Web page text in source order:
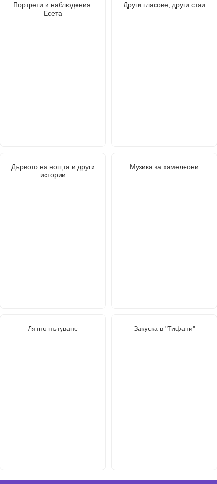
Портрети и наблюдения.
Есета
Други гласове, други стаи
Дървото на нощта и други
истории
Музика за хамелеони
Лятно пътуване Закуска в "Тифани"